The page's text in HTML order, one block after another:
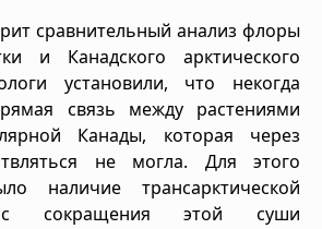
сравнительный анализ флоры
и Канадского арктического
установили, что некогда
связь между растениями
Канады, которая через
не могла. Для этого
наличие трансарктической
сокращения этой суши